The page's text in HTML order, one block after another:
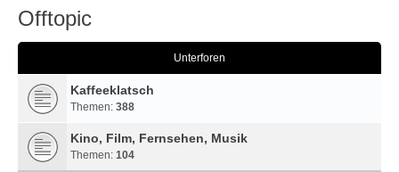
Offtopic
Unterforen
Kaffeeklatsch
Themen: 388
Kino, Film, Fernsehen, Musik
Themen: 104